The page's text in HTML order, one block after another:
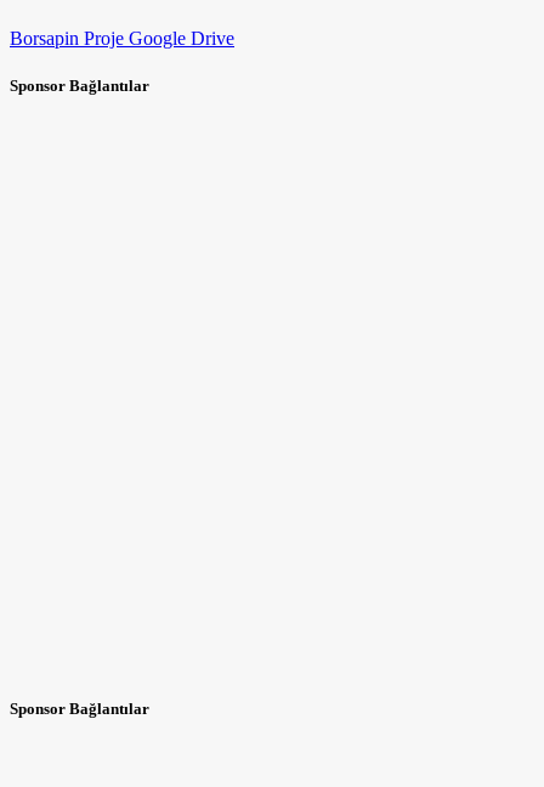
Borsapin Proje Google Drive
Sponsor Bağlantılar
Sponsor Bağlantılar